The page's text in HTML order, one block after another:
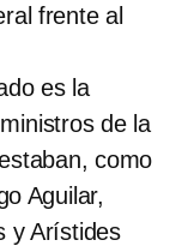
frente al
es la
de la
como
Aguilar,
y Arístides